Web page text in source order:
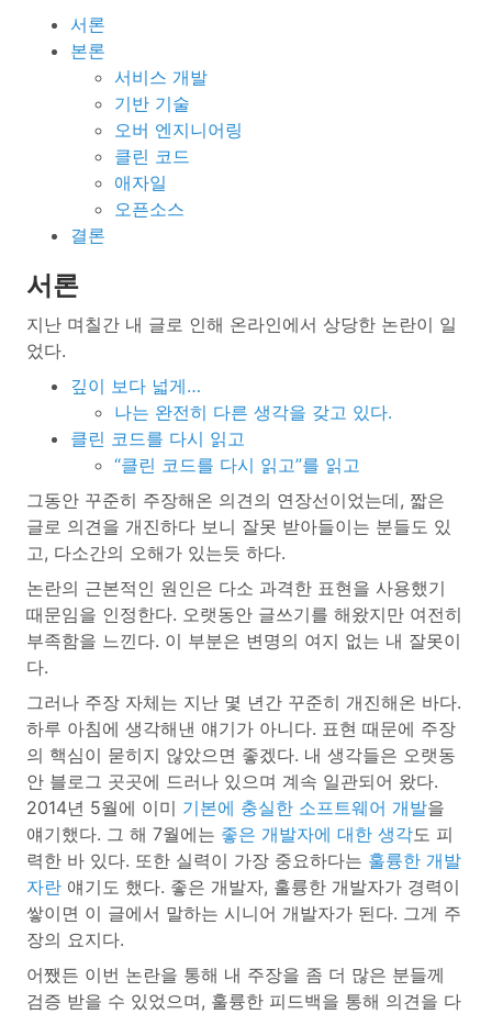
서론
본론
서비스 개발
기반 기술
오버 엔지니어링
클린 코드
애자일
오픈소스
결론
서론
지난 며칠간 내 글로 인해 온라인에서 상당한 논란이 일
었다.
깊이 보다 넓게…
나는 완전히 다른 생각을 갖고 있다.
클린 코드를 다시 읽고
“클린 코드를 다시 읽고”를 읽고
그동안 꾸준히 주장해온 의견의 연장선이었는데, 짧은
글로 의견을 개진하다 보니 잘못 받아들이는 분들도 있
고, 다소간의 오해가 있는듯 하다.
논란의 근본적인 원인은 다소 과격한 표현을 사용했기
때문임을 인정한다. 오랫동안 글쓰기를 해왔지만 여전히
부족함을 느낀다. 이 부분은 변명의 여지 없는 내 잘못이
다.
그러나 주장 자체는 지난 몇 년간 꾸준히 개진해온 바다.
하루 아침에 생각해낸 얘기가 아니다. 표현 때문에 주장
의 핵심이 묻히지 않았으면 좋겠다. 내 생각들은 오랫동
안 블로그 곳곳에 드러나 있으며 계속 일관되어 왔다.
2014년 5월에 이미 기본에 충실한 소프트웨어 개발을
얘기했다. 그 해 7월에는 좋은 개발자에 대한 생각도 피
력한 바 있다. 또한 실력이 가장 중요하다는 훌륭한 개발
자란 얘기도 했다. 좋은 개발자, 훌륭한 개발자가 경력이
쌓이면 이 글에서 말하는 시니어 개발자가 된다. 그게 주
장의 요지다.
어쨌든 이번 논란을 통해 내 주장을 좀 더 많은 분들께
검증 받을 수 있었으며, 훌륭한 피드백을 통해 의견을 다